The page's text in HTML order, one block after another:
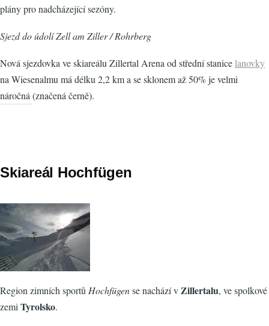
plány pro nadcházející sezóny.
Sjezd do údolí Zell am Ziller / Rohrberg
Nová sjezdovka ve skiareálu Zillertal Arena od střední stanicelanovky
na Wiesenalmu má délku 2,2 km a se sklonem až 50% je velmi
náročná (značená černě).
Skiareál Hochfügen
Region zimních sportů Hochfügense nachází vZillertalu, ve spolkové
zemi Tyrolsko.